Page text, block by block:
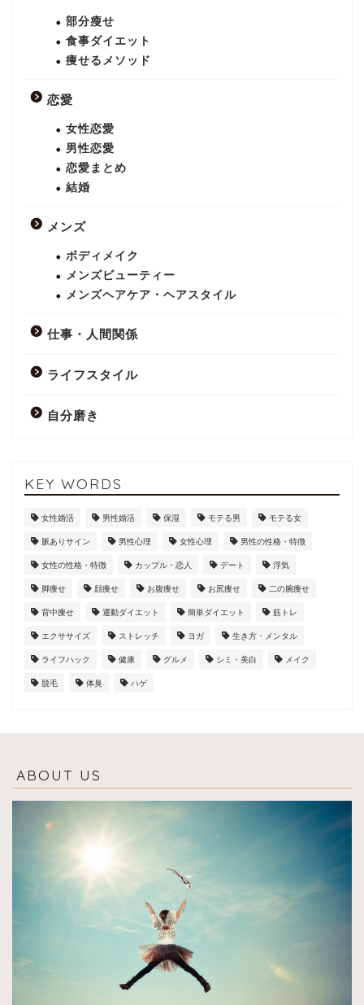
部分瘦せ
食事ダイエット
痩せるメソッド
恋愛
女性恋愛
男性恋愛
恋愛まとめ
結婚
メンズ
ボディメイク
メンズビューティー
メンズヘアケア・ヘアスタイル
仕事・人間関係
ライフスタイル
自分磨き
KEY WORDS
女性婚活 男性婚活 保湿 モテる男 モテる女
脈ありサイン 男性心理 女性心理 男性の性格・特徴
女性の性格・特徴 カップル・恋人 デート 浮気
脚痩せ 顔痩せ お腹痩せ お尻痩せ 二の腕痩せ
背中痩せ 運動ダイエット 簡単ダイエット 筋トレ
エクササイズ ストレッチ ヨガ 生き方・メンタル
ライフハック 健康 グルメ シミ・美白 メイク
脱毛 体臭 ハゲ
ABOUT US